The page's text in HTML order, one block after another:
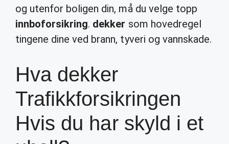
og utenfor boligen din, må du velge topp
innboforsikring. dekker som hovedregel
tingene dine ved brann, tyveri og vannskade.
Hva dekker
Trafikkforsikringen
Hvis du har skyld i et